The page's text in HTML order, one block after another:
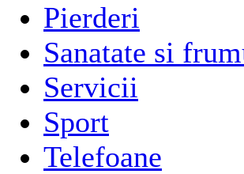
Pierderi
Sanatate si
Servicii
Sport
Telefoane